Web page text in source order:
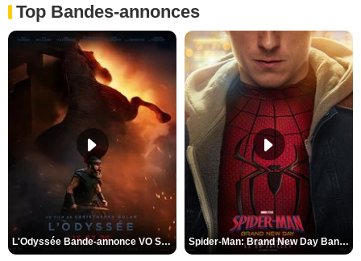
Top Bandes-annonces
L'Odyssée Bande-annonce VO STFR Spider-Man: Brand New Day Bande-annonce VO STFR